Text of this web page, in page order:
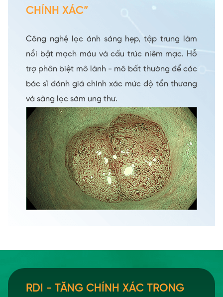
CHÍNH XÁC”
Công nghệ lọc ánh sáng hẹp, tập trung làm
nổi bật mạch máu và cấu trúc niêm mạc. Hỗ
trợ phân biệt mô lành - mô bất thường để các
bác sĩ đánh giá chính xác mức độ tổn thương
và sàng lọc sớm ung thư.
RDI - TĂNG CHÍNH XÁC TRONG